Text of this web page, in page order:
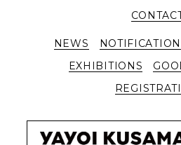
NEWS NOTIFICATION
EXHIBITIONS